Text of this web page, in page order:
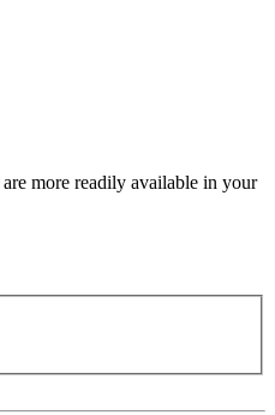
more readily available in your